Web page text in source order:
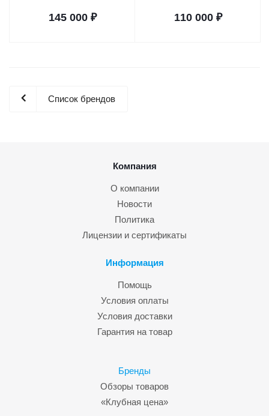
145 000₽ 110 000₽
Список брендов
Компания
О компании
Новости
Политика
Лицензии и сертификаты
Информация
Помощь
Условия оплаты
Условия доставки
Гарантия на товар
Бренды
Обзоры товаров
«Клубная цена»